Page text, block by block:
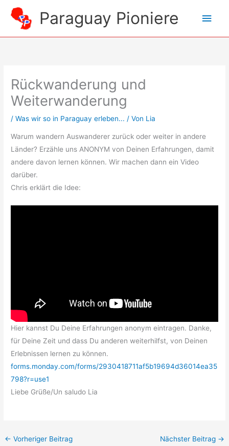
Inhalt
springen
Paraguay Pioniere
Rückwanderung und
Weiterwanderung
/Was wir so in Paraguay erleben... / Von Lia
Warum wandern Auswanderer zurück oder weiter in andere
Länder? Erzähle uns ANONYM von Deinen Erfahrungen, damit
andere davon lernen können. Wir machen dann ein Video
darüber.
Chris erklärt die Idee:
Hier kannst Du Deine Erfahrungen anonym eintragen. Danke,
für Deine Zeit und dass Du anderen weiterhilfst, von Deinen
Erlebnissen lernen zu können.
forms.monday.com/forms/2930418711af5b19694d36014ea35
798?r=use1
Liebe Grüße/Un saludo Lia
← Vorheriger Beitrag Nächster Beitrag →